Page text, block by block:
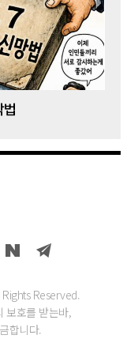
Reserved.
보호를 받는바,
합니다.